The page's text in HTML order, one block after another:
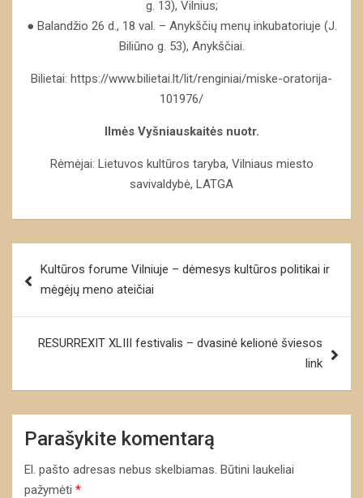
g. 13), Vilnius;
● Balandžio 26 d., 18 val. – Anykščių menų inkubatoriuje (J.
Biliūno g. 53), Anykščiai.
Bilietai: https://www.bilietai.lt/lit/renginiai/miske-oratorija-
101976/
Ilmės Vyšniauskaitės nuotr.
Rėmėjai: Lietuvos kultūros taryba, Vilniaus miesto
savivaldybė, LATGA
tarpKultūros forume Vilniuje – dėmesys kultūros politikai ir
mėgėjų meno ateičiai
RESURREXIT XLIII festivalis – dvasinė kelionė šviesos
link
Parašykite komentarą
El. pašto adresas nebus skelbiamas. Būtini laukeliai
pažymėti *